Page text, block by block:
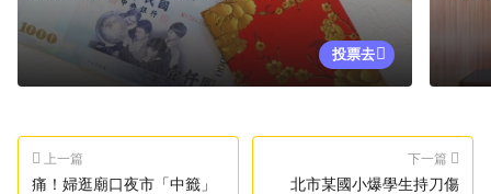
投票去
上一篇
痛！婦逛廟口夜市「中籤」
下一篇
北市某國小爆學生持刀傷